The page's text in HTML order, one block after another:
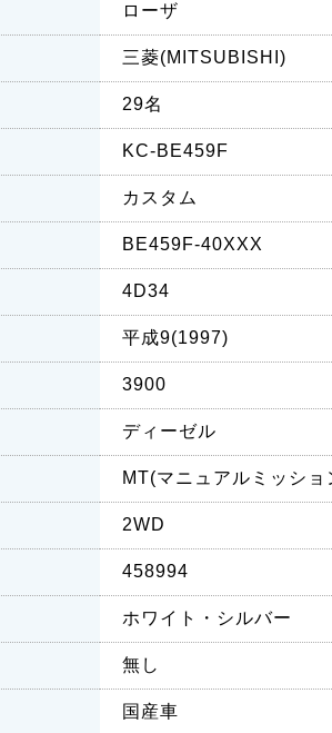
ローザ
三菱(MITSUBISHI)
29名
KC-BE459F
カスタム
BE459F-40XXX
4D34
平成9(1997)
3900
ディーゼル
MT(マニュアルミッショ
2WD
458994
ホワイト・シルバー
無し
国産車